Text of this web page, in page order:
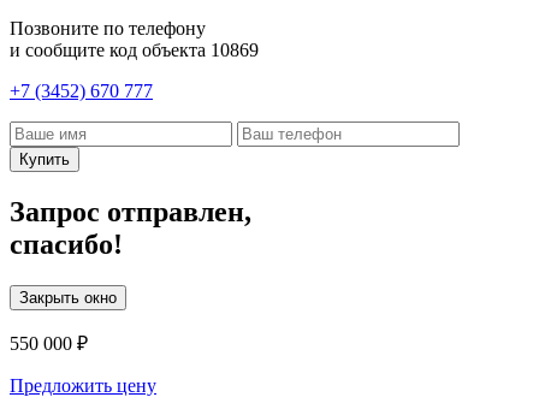
Позвоните по телефону
и сообщите код объекта 10869
+7 (3452) 670 777
Купить
Запрос отправлен,
спасибо!
Закрыть окно
550 000 ₽
Предложить цену